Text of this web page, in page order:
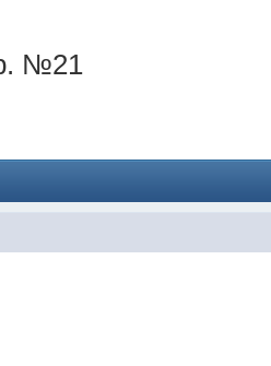
№21